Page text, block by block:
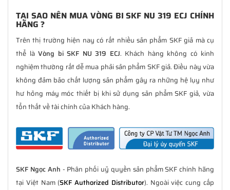
TẠI SAO NÊN MUA VÒNG BI SKF NU 319 ECJ CHÍNH
HÃNG ?
Trên thị trường hiện nay có rất nhiều sản phẩm SKF giả mà cụ
thể là Vòng bi SKF NU 319 ECJ. Khách hàng không có kinh
nghiệm thường rất dễ mua phải sản phẩm SKF giả. Điều này vừa
không đảm bảo chất lượng sản phẩm gây ra những hệ lụy như
hư hỏng máy móc thiết bị khi sử dụng sản phẩm SKF giả, vừa
tổn thất về tài chính của Khách hàng.
SKF Ngọc Anh - Phân phối uỷ quyền sản phẩm SKF chính hãng
tại Việt Nam (SKF Authorized Distributor). Ngoài việc cung cấp